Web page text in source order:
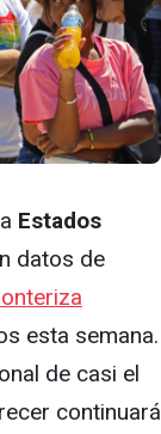
Estados
datos de
esta semana.
de casi el
continuará